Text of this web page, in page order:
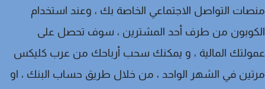
التواصل الاجتماعي الخاصة بك ، وعند استخدام
من طرف أحد المشترين ، سوف تحصل على
المالية ، و يمكنك سحب أرباحك من عرب كليكس
في الشهر الواحد ، من خلال طريق حساب البنك ، او